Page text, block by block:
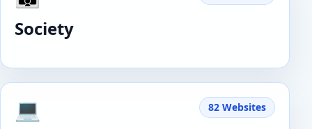
Society
💻 82 Websites